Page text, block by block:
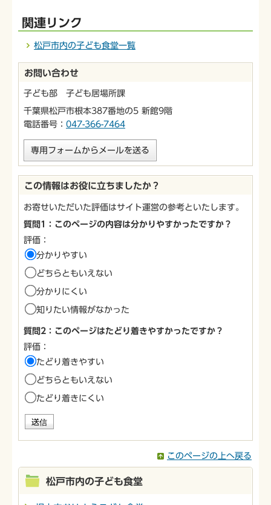
関連リンク
松戸市内の子ども食堂一覧
お問い合わせ
子ども部 子ども居場所課
千葉県松戸市根本387番地の5 新館9階
電話番号： 047-366-7464
専用フォームからメールを送る
この情報はお役に立ちましたか？
お寄せいただいた評価はサイト運営の参考といたします。
質問1：このページの内容は分かりやすかったですか？
評価：
分かりやすい
どちらともいえない
分かりにくい
知りたい情報がなかった
質問2：このページはたどり着きやすかったですか？
評価：
たどり着きやすい
どちらともいえない
たどり着きにくい
このページの上へ戻る
松戸市内の子ども食堂